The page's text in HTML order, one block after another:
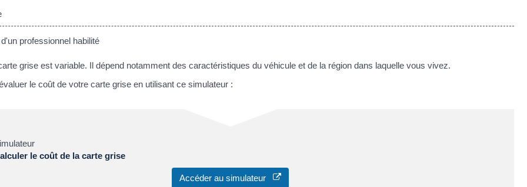
professionnel habilité
grise est variable. Il dépend notamment des caractéristiques du véhicule et de la région dans laquelle vous vivez.
le coût de votre carte grise en utilisant ce simulateur :
le coût de la carte grise
Accéder au simulateur